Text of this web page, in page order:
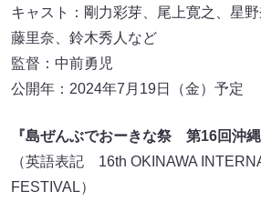
キャスト：剛力彩芽、尾上寛之、星
藤里奈、鈴木秀人など
監督：中前勇児
公開年：2024年7月19日（金）予定
『島ぜんぶでおーきな祭 第16回沖縄
（英語表記 16th OKINAWA
FESTIVAL）